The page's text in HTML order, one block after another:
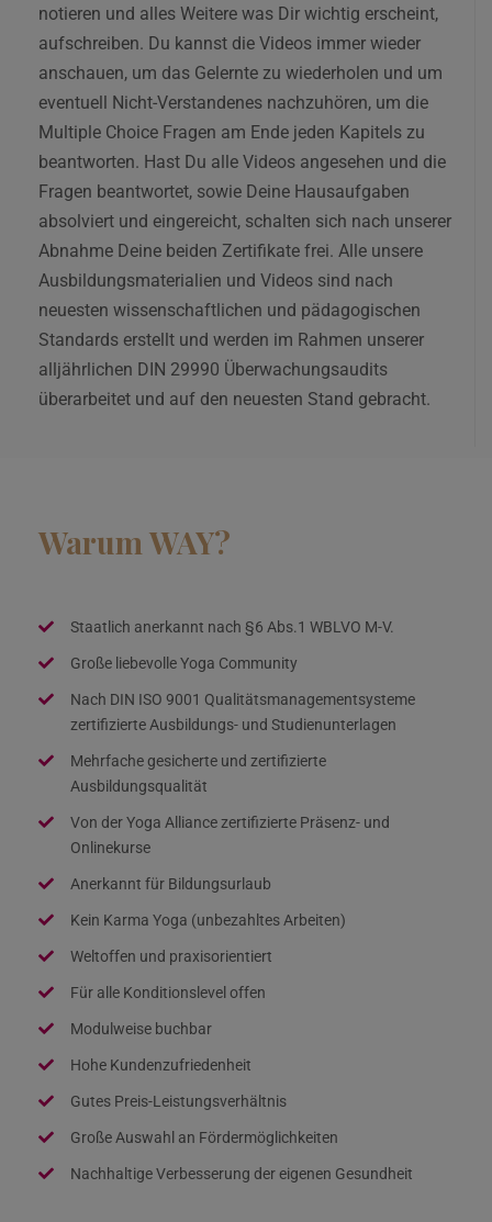
notieren und alles Weitere was Dir wichtig erscheint,
aufschreiben. Du kannst die Videos immer wieder
anschauen, um das Gelernte zu wiederholen und um
eventuell Nicht-Verstandenes nachzuhören, um die
Multiple Choice Fragen am Ende jeden Kapitels zu
beantworten. Hast Du alle Videos angesehen und die
Fragen beantwortet, sowie Deine Hausaufgaben
absolviert und eingereicht, schalten sich nach unserer
Abnahme Deine beiden Zertifikate frei. Alle unsere
Ausbildungsmaterialien und Videos sind nach
neuesten wissenschaftlichen und pädagogischen
Standards erstellt und werden im Rahmen unserer
alljährlichen DIN 29990 Überwachungsaudits
überarbeitet und auf den neuesten Stand gebracht.
Warum WAY?
Staatlich anerkannt nach §6 Abs.1 WBLVO M-V.
Große liebevolle Yoga Community
Nach DIN ISO 9001 Qualitätsmanagementsysteme
zertifizierte Ausbildungs- und Studienunterlagen
Mehrfache gesicherte und zertifizierte
Ausbildungsqualität
Von der Yoga Alliance zertifizierte Präsenz- und
Onlinekurse
Anerkannt für Bildungsurlaub
Kein Karma Yoga (unbezahltes Arbeiten)
Weltoffen und praxisorientiert
Für alle Konditionslevel offen
Modulweise buchbar
Hohe Kundenzufriedenheit
Gutes Preis-Leistungsverhältnis
Große Auswahl an Fördermöglichkeiten
Nachhaltige Verbesserung der eigenen Gesundheit